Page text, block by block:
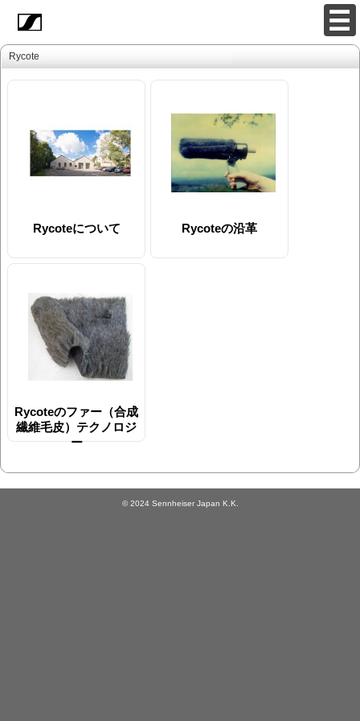
Rycote
Rycoteについて Rycoteの沿革
Rycoteのファー（合成
繊維毛皮）テクノロジ
ー
© 2024 Sennheiser Japan K.K.